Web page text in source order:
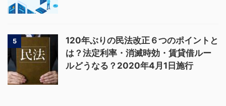
5
120年ぶりの民法改正６つのポイントと
は？法定利率・消滅時効・賃貸借ルー
ルどうなる？2020年4月1日施行